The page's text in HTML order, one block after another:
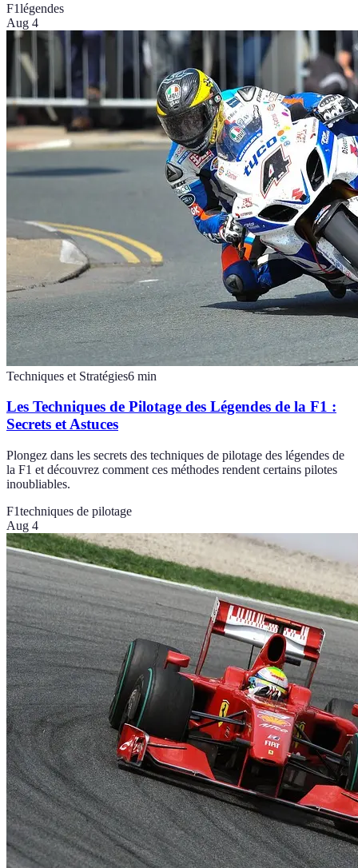
F1légendes
Aug 4
Techniques et Stratégies6 min
Les Techniques de Pilotage des Légendes de la F1 :
Secrets et Astuces
Plongez dans les secrets des techniques de pilotage des légendes de
la F1 et découvrez comment ces méthodes rendent certains pilotes
inoubliables.
F1techniques de pilotage
Aug 4